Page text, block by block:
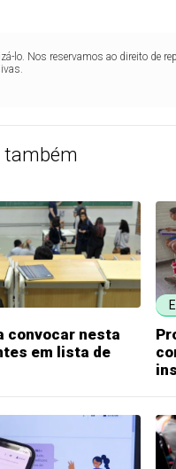
lo. Nos reservamos ao direito de
também
convocar nesta
em lista de